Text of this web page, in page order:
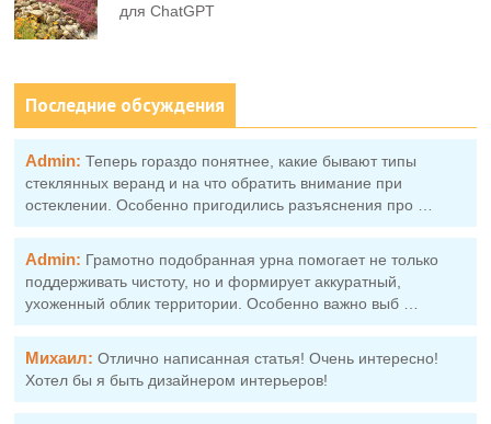
для ChatGPT
Последние обсуждения
Admin: Теперь гораздо понятнее, какие бывают типы
стеклянных веранд и на что обратить внимание при
остеклении. Особенно пригодились разъяснения про …
Admin: Грамотно подобранная урна помогает не только
поддерживать чистоту, но и формирует аккуратный,
ухоженный облик территории. Особенно важно выб …
Михаил: Отлично написанная статья! Очень интересно!
Хотел бы я быть дизайнером интерьеров!